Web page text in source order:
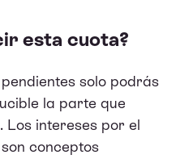
esta cuota?
solo podrás
la parte que
Los intereses por el
conceptos